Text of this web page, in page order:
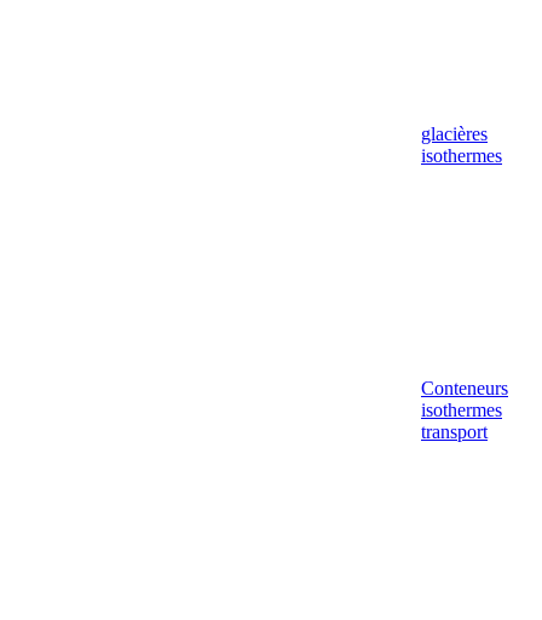
glacières
isothermes
Conteneurs
isothermes
transport